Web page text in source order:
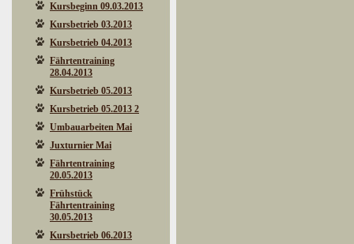
Kursbeginn 09.03.2013
Kursbetrieb 03.2013
Kursbetrieb 04.2013
Fährtentraining
28.04.2013
Kursbetrieb 05.2013
Kursbetrieb 05.2013 2
Umbauarbeiten Mai
Juxturnier Mai
Fährtentraining
20.05.2013
Frühstück
Fährtentraining
30.05.2013
Kursbetrieb 06.2013